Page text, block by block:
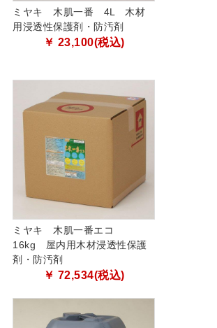
ミヤキ 木肌一番 4L 木材
用浸透性保護剤・防汚剤
￥ 23,100(税込)
ミヤキ 木肌一番エコ
16kg 屋内用木材浸透性保護
剤・防汚剤
￥ 72,534(税込)